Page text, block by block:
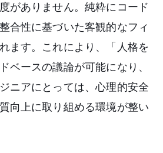
がありません。純粋にコード
合性に基づいた客観的なフィ
ます。これにより、「人格を
ベースの議論が可能になり、
ニアにとっては、心理的安全
向上に取り組める環境が整い